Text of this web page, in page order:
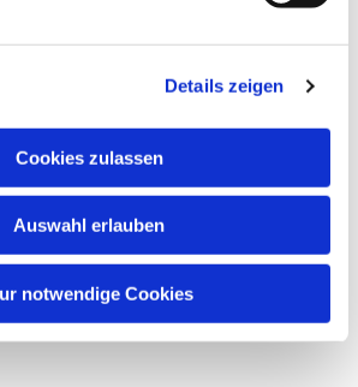
Details zeigen
Cookies zulassen
Auswahl erlauben
notwendige Cookies